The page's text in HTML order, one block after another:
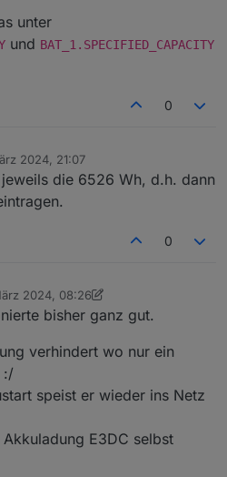
unter
und BAT_1.SPECIFIED_CAPACITY
0
2024, 21:07
die 6526 Wh, d.h. dann
0
2024, 08:26
DA_HOOD
bisher ganz gut.
verhindert wo nur ein
:/
speist er wieder ins Netz
E3DC selbst